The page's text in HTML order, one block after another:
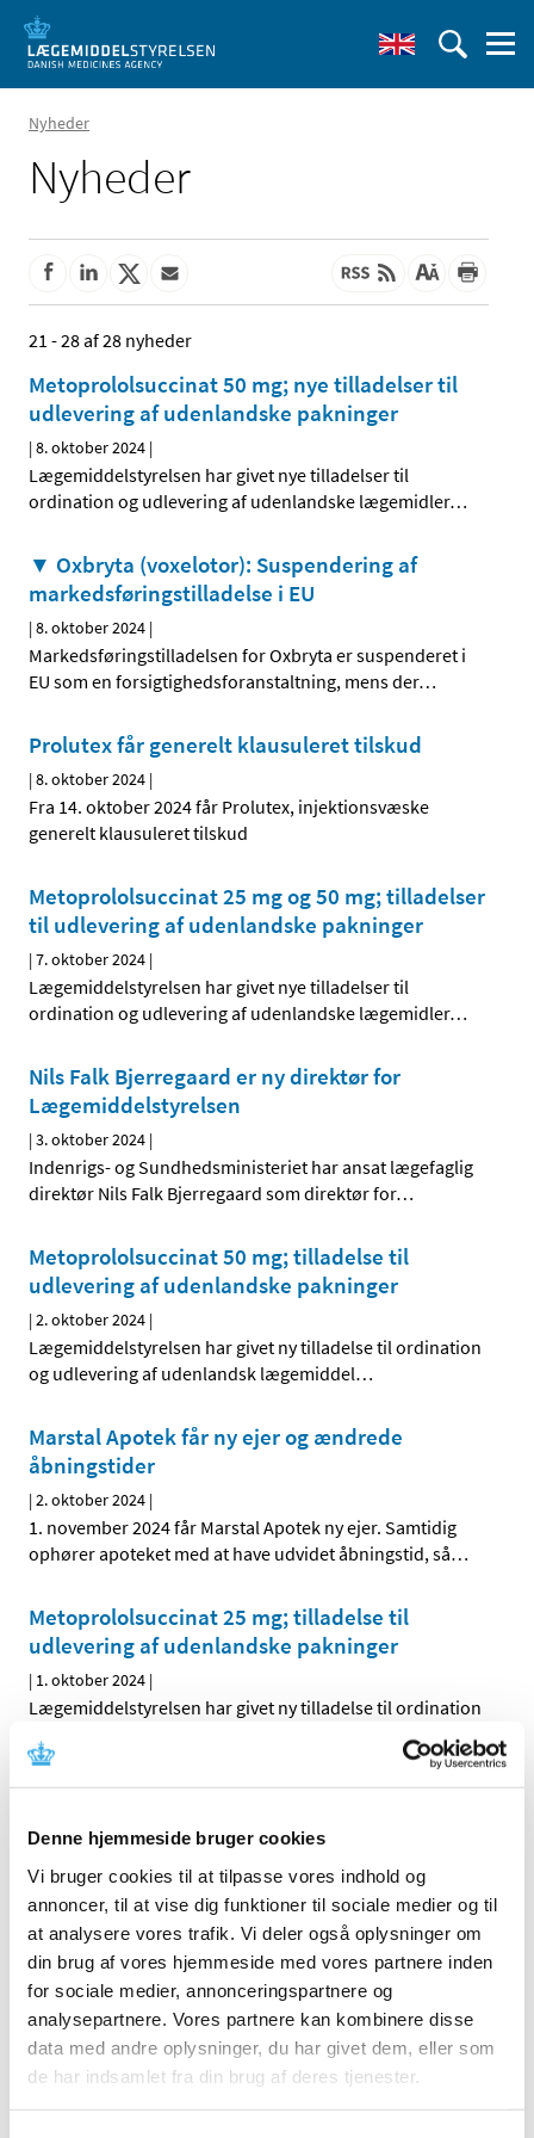
Denne hjemmeside bruger cookies
Vi bruger cookies til at tilpasse vores indhold og
annoncer, til at vise dig funktioner til sociale medier og til
at analysere vores trafik. Vi deler også oplysninger om
din brug af vores hjemmeside med vores partnere inden
for sociale medier, annonceringspartnere og
analysepartnere. Vores partnere kan kombinere disse
data med andre oplysninger, du har givet dem, eller som
de har indsamlet fra din brug af deres tjenester.
Nyheder
Nyheder
21 - 28 af 28 nyheder
Metoprololsuccinat 50 mg; nye tilladelser til
udlevering af udenlandske pakninger
|8. oktober 2024 |
Lægemiddelstyrelsen har givet nye tilladelser til
ordination og udlevering af udenlandske lægemidler…
▼ Oxbryta (voxelotor): Suspendering af
markedsføringstilladelse i EU
|8. oktober 2024 |
Markedsføringstilladelsen for Oxbryta er suspenderet i
EU som en forsigtighedsforanstaltning, mens der…
Prolutex får generelt klausuleret tilskud
|8. oktober 2024 |
Fra 14. oktober 2024 får Prolutex, injektionsvæske
generelt klausuleret tilskud
Metoprololsuccinat 25 mg og 50 mg; tilladelser
til udlevering af udenlandske pakninger
|7. oktober 2024 |
Lægemiddelstyrelsen har givet nye tilladelser til
ordination og udlevering af udenlandske lægemidler…
Nils Falk Bjerregaard er ny direktør for
Lægemiddelstyrelsen
|3. oktober 2024 |
Indenrigs- og Sundhedsministeriet har ansat lægefaglig
direktør Nils Falk Bjerregaard som direktør for…
Metoprololsuccinat 50 mg; tilladelse til
udlevering af udenlandske pakninger
|2. oktober 2024 |
Lægemiddelstyrelsen har givet ny tilladelse til ordination
og udlevering af udenlandsk lægemiddel…
Marstal Apotek får ny ejer og ændrede
åbningstider
|2. oktober 2024 |
1. november 2024 får Marstal Apotek ny ejer. Samtidig
ophører apoteket med at have udvidet åbningstid, så…
Metoprololsuccinat 25 mg; tilladelse til
udlevering af udenlandske pakninger
| 1. oktober 2024 |
Lægemiddelstyrelsen har givet ny tilladelse til ordination
Alle (2506)
TID
2026 (84)
2025 (158)
2024 (224)
december (28)
november (28)